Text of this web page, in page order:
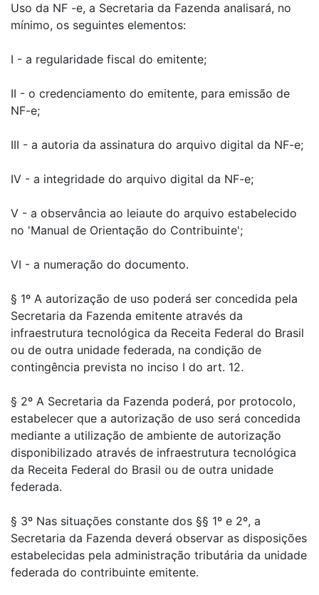
Uso da NF -e, a Secretaria da Fazenda analisará, no
mínimo, os seguintes elementos:
I - a regularidade fiscal do emitente;
II - o credenciamento do emitente, para emissão de
NF-e;
III - a autoria da assinatura do arquivo digital da NF-e;
IV - a integridade do arquivo digital da NF-e;
V - a observância ao leiaute do arquivo estabelecido
no 'Manual de Orientação do Contribuinte';
VI - a numeração do documento.
§ 1º A autorização de uso poderá ser concedida pela
Secretaria da Fazenda emitente através da
infraestrutura tecnológica da Receita Federal do Brasil
ou de outra unidade federada, na condição de
contingência prevista no inciso I do art. 12.
§ 2º A Secretaria da Fazenda poderá, por protocolo,
estabelecer que a autorização de uso será concedida
mediante a utilização de ambiente de autorização
disponibilizado através de infraestrutura tecnológica
da Receita Federal do Brasil ou de outra unidade
federada.
§ 3º Nas situações constante dos §§ 1º e 2º, a
Secretaria da Fazenda deverá observar as disposições
estabelecidas pela administração tributária da unidade
federada do contribuinte emitente.